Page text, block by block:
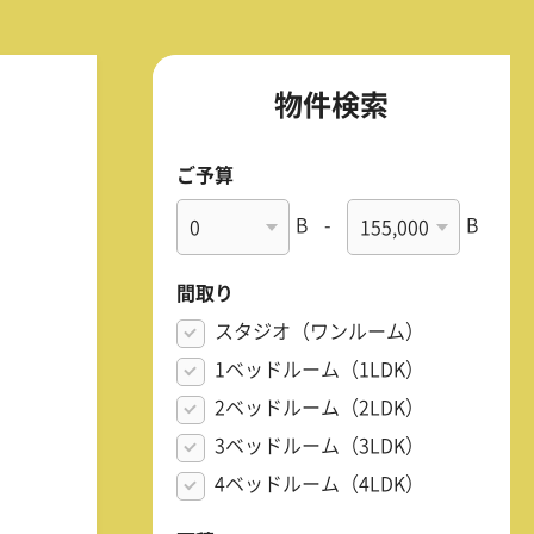
物件検索
ご予算
B - B
間取り
スタジオ（ワンルーム）
1ベッドルーム（1LDK）
2ベッドルーム（2LDK）
3ベッドルーム（3LDK）
4ベッドルーム（4LDK）